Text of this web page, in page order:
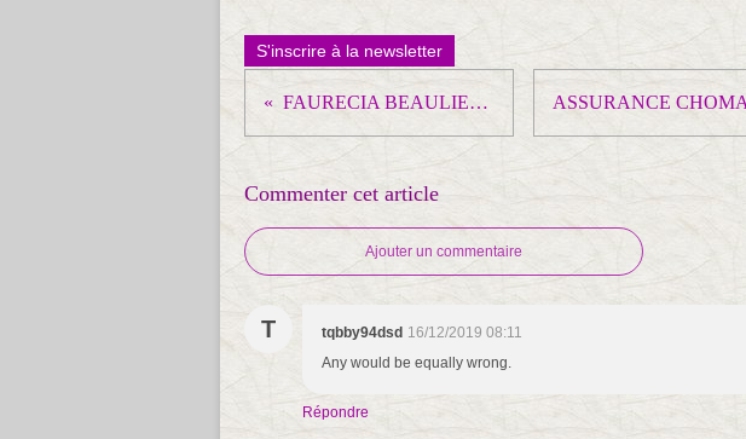
S'inscrire à la newsletter
FAURECIA BEAULIEU : CGT : " l’austérité salariale… mais pas pour tous"
Commenter cet article
Ajouter un commentaire
T tqbby94dsd 16/12/2019 08:11
Any would be equally wrong.
Répondre